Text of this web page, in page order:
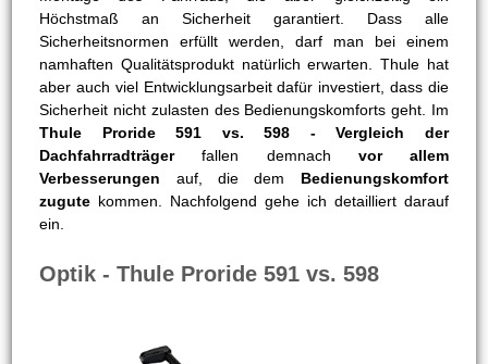
Höchstmaß an Sicherheit garantiert. Dass alle
Sicherheitsnormen erfüllt werden, darf man bei einem
namhaften Qualitätsprodukt natürlich erwarten. Thule hat
aber auch viel Entwicklungsarbeit dafür investiert, dass die
Sicherheit nicht zulasten des Bedienungskomforts geht. Im
Thule Proride 591 vs. 598 - Vergleich der
Dachfahrradträgerfallen demnach vor allem
Verbesserungen auf, die dem Bedienungskomfort
zugute kommen. Nachfolgend gehe ich detailliert darauf
ein.
Optik - Thule Proride 591 vs. 598